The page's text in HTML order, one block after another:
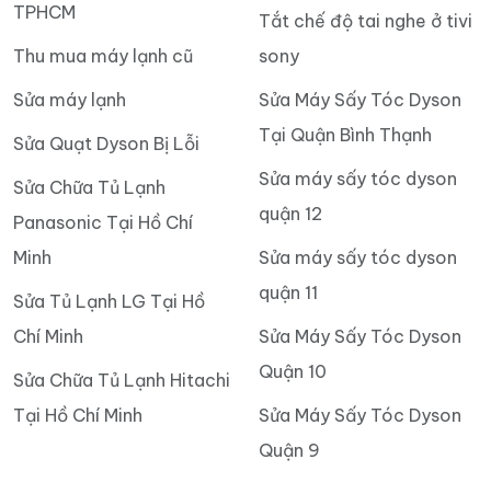
TPHCM
Thu mua máy lạnh cũ
Sửa máy lạnh
Sửa Quạt Dyson Bị Lỗi
Sửa Chữa Tủ Lạnh
Panasonic Tại Hồ Chí
Minh
Sửa Tủ Lạnh LG Tại Hồ
Chí Minh
Sửa Chữa Tủ Lạnh Hitachi
Tại Hồ Chí Minh
Tắt chế độ tai nghe ở tivi
sony
Sửa Máy Sấy Tóc Dyson
Tại Quận Bình Thạnh
Sửa máy sấy tóc dyson
quận 12
Sửa máy sấy tóc dyson
quận 11
Sửa Máy Sấy Tóc Dyson
Quận 10
Sửa Máy Sấy Tóc Dyson
Quận 9